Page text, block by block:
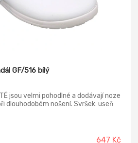
GF/516 bílý
jsou velmi pohodlné a dodávají noze
dlouhodobém nošení. Svršek: useň
647 Kč